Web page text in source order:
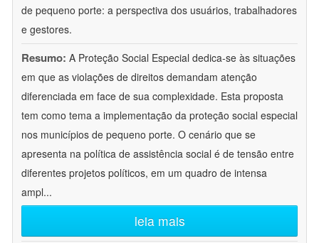
de pequeno porte: a perspectiva dos usuários, trabalhadores
e gestores.
Resumo: A Proteção Social Especial dedica-se às situações
em que as violações de direitos demandam atenção
diferenciada em face de sua complexidade. Esta proposta
tem como tema a implementação da proteção social especial
nos municípios de pequeno porte. O cenário que se
apresenta na política de assistência social é de tensão entre
diferentes projetos políticos, em um quadro de intensa
ampl...
leia mais